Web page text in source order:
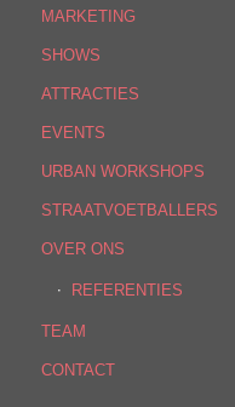
MARKETING
SHOWS
ATTRACTIES
EVENTS
URBAN WORKSHOPS
STRAATVOETBALLERS
OVER ONS
REFERENTIES
TEAM
CONTACT